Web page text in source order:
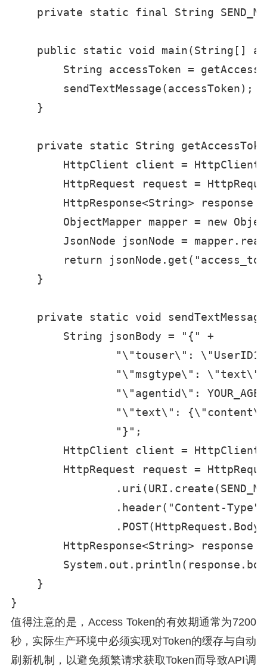
private static final String
public static void main(String[]
String accessToken =
        sendTextMessage(accessToken);
    }
private static String
HttpClient client =
HttpRequest request =
HttpResponse<String> response
ObjectMapper mapper = new
JsonNode jsonNode =
return
    }
private static void
        String jsonBody = "{" +
"\"touser\":
"\"msgtype\":
"\"agentid\":
"\"text\":
                "}";
HttpClient client =
HttpRequest request =
.header("Content-
HttpResponse<String> response
    }
值得注意的是，Access Token的有效期通常为7200
秒，实际生产环境中必须实现对Token的缓存与自动
刷新机制，以避免频繁请求获取Token而导致API调